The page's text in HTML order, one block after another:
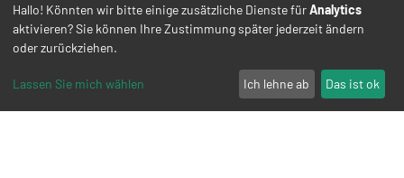
Instagram
Facebook
YouTube
Hallo! Könnten wir bitte einige zusätzliche Dienste fürAnalytics
aktivieren? Sie können Ihre Zustimmung später jederzeit ändern
oder zurückziehen.
Lassen Sie mich wählen Ich lehne ab Das ist ok